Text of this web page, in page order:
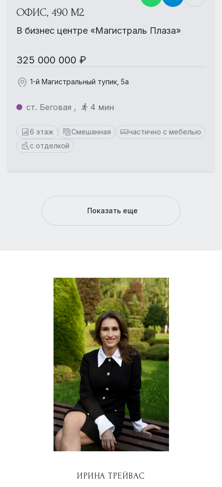
ОФИС, 490 М2
В бизнес центре «Магистраль Плаза»
325 000 000 ₽
1-й Магистральный тупик, 5а
ст. Беговая , 4 мин
6 этаж Смешанная
частично с мебелью
с отделкой
Показать еще
ИРИНА ТРЕЙВАС